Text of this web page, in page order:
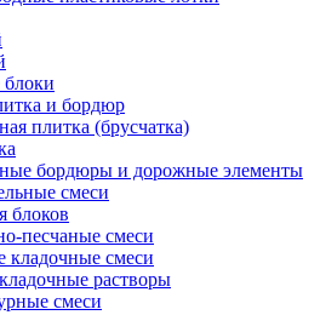
блоки
и бордюр
плитка (брусчатка)
бордюры и дорожные элементы
смеси
блоков
песчаные смеси
кладочные смеси
растворы
смеси